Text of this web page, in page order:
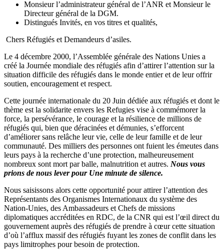
Monsieur l’administrateur général de l’ANR et Monsieur le
Directeur général de la DGM.
Distingués Invités, en vos titres et qualités,
Chers Réfugiés et Demandeurs d’asiles.
Le 4 décembre 2000, l’Assemblée générale des Nations Unies a
créé la Journée mondiale des réfugiés afin d’attirer l’attention sur la
situation difficile des réfugiés dans le monde entier et de leur offrir
soutien, encouragement et respect.
Cette journée internationale du 20 Juin dédiée aux réfugiés et dont le
thème est la solidarite envers les Refugies vise à commémorer la
force, la persévérance, le courage et la résilience de millions de
réfugiés qui, bien que déracinées et démunies, s’efforcent
d’améliorer sans relâche leur vie, celle de leur famille et de leur
communauté. Des milliers des personnes ont fuient les émeutes dans
leurs pays à la recherche d’une protection, malheureusement
nombreux sont mort par balle, malnutrition et autres. Nous vous
prions de nous lever pour Une minute de silence.
Nous saisissons alors cette opportunité pour attirer l’attention des
Représentants des Organismes Internationaux du système des
Nation-Unies, des Ambassadeurs et Chefs de missions
diplomatiques accréditées en RDC, de la CNR qui est l’œil direct du
gouvernement auprès des réfugiés de prendre à cœur cette situation
d’où l’afflux massif des réfugiés fuyant les zones de conflit dans les
pays limitrophes pour besoin de protection.